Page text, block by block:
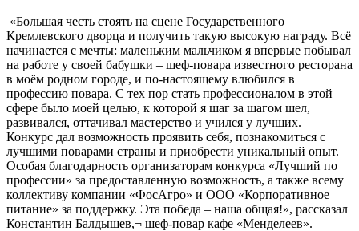
«Большая честь стоять на сцене Государственного
Кремлевского дворца и получить такую высокую награду. Всё
начинается с мечты: маленьким мальчиком я впервые побывал
на работе у своей бабушки – шеф-повара известного ресторана
в моём родном городе, и по-настоящему влюбился в
профессию повара. С тех пор стать профессионалом в этой
сфере было моей целью, к которой я шаг за шагом шел,
развивался, оттачивал мастерство и учился у лучших.
Конкурс дал возможность проявить себя, познакомиться с
лучшими поварами страны и приобрести уникальный опыт.
Особая благодарность организаторам конкурса «Лучший по
профессии» за предоставленную возможность, а также всему
коллективу компании «ФосАгро» и ООО «Корпоративное
питание» за поддержку. Эта победа – наша общая!», рассказал
Константин Балдышев,¬ шеф-повар кафе «Менделеев».